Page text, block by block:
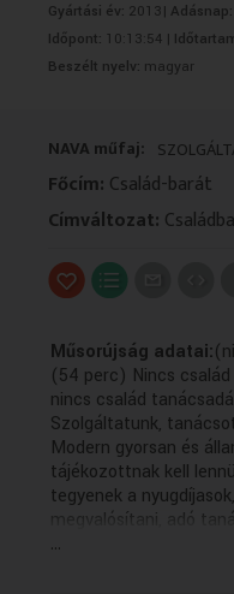
Gyártási év: 2013| Adásnap:
Időpont: 10:13:54 |
Beszélt nyelv: magyar
NAVA műfaj:
Főcím: Család-barát
Címváltozat:
Műsorújság adatai:
(54 perc) Nincs
nincs család
Szolgáltatunk,
Modern gyorsan és
tájékozottnak kell
tegyenek a
megvalósítani, adó
mamáknak,
nézőknek. Várjuk
...